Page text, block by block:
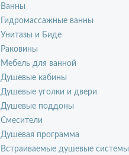
Ванны
Гидромассажные ванны
Унитазы и Биде
Раковины
Мебель для ванной
Душевые кабины
Душевые уголки и двери
Душевые поддоны
Смесители
Душевая программа
Встраиваемые душевые системы